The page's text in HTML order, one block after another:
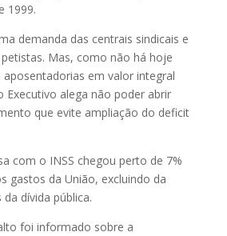
1999.
demanda das centrais sindicais e
Mas, como não há hoje
em valor integral
Executivo alega não poder abrir
que evite ampliação do deficit
com o INSS chegou perto de 7%
gastos da União, excluindo da
dívida pública.
foi informado sobre a